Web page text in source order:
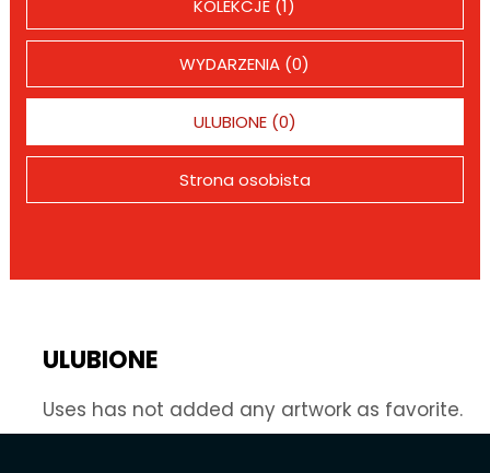
KOLEKCJE (1)
WYDARZENIA (0)
ULUBIONE (0)
Strona osobista
ULUBIONE
Uses has not added any artwork as favorite.